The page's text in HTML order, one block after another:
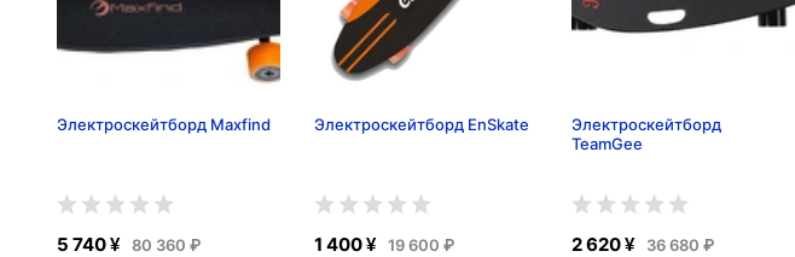
Электроскейтборд Maxfind
5 740 ¥ 80 360 ₽
Электроскейтборд EnSkate
1 400 ¥ 19 600 ₽
Электроскейтборд
TeamGee
2 620 ¥ 36 680 ₽